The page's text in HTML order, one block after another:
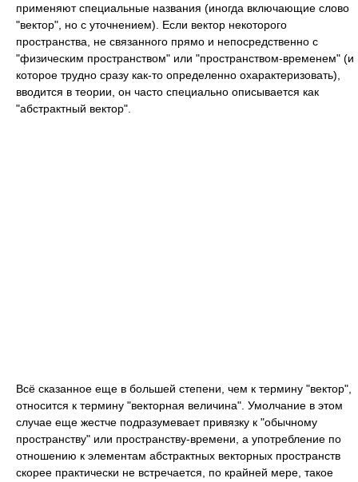
применяют специальные названия (иногда включающие слово
"вектор", но с уточнением). Если вектор некоторого
пространства, не связанного прямо и непосредственно с
"физическим пространством" или "пространством-временем" (и
которое трудно сразу как-то определенно охарактеризовать),
вводится в теории, он часто специально описывается как
"абстрактный вектор".
Всё сказанное еще в большей степени, чем к термину "вектор",
относится к термину "векторная величина". Умолчание в этом
случае еще жестче подразумевает привязку к "обычному
пространству" или пространству-времени, а употребление по
отношению к элементам абстрактных векторных пространств
скорее практически не встречается, по крайней мере, такое